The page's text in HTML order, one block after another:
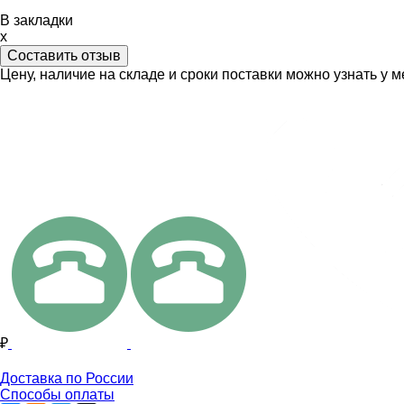
В закладки
x
Составить отзыв
Цену, наличие на складе и сроки поставки можно узнать у
₽
Доставка по России
Способы оплаты